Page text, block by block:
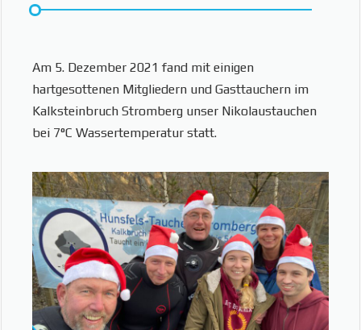
Am 5. Dezember 2021 fand mit einigen
hartgesottenen Mitgliedern und Gasttauchern im
Kalksteinbruch Stromberg unser Nikolaustauchen
bei 7°C Wassertemperatur statt.